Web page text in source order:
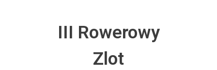
III Rowerowy
Zlot